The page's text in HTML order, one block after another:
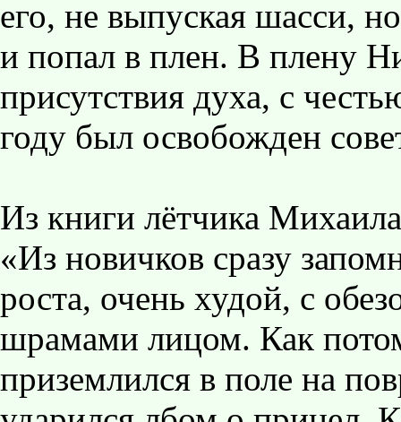
его, не выпуская шасси,
и попал в плен. В плену
присутствия духа, с
году был освобожден
Из книги лётчика
«Из новичков сразу
роста, очень худой, с
шрамами лицом. Как
приземлился в поле на